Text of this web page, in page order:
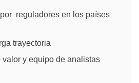
reguladores en los países
trayectoria
valor y equipo de analistas